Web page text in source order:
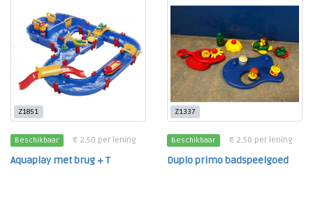
Z1851
Beschikbaar € 2.50 per lening
Aquaplay met brug + T
Z1337
Beschikbaar € 2.50 per lening
Duplo primo badspeelgoed